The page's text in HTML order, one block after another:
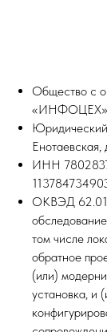
Общество с
«ИНФОЦЕХ»
Юридический
ИНН
ОКВЭД 62.01,
том числе
обратное
(или)
установка, и